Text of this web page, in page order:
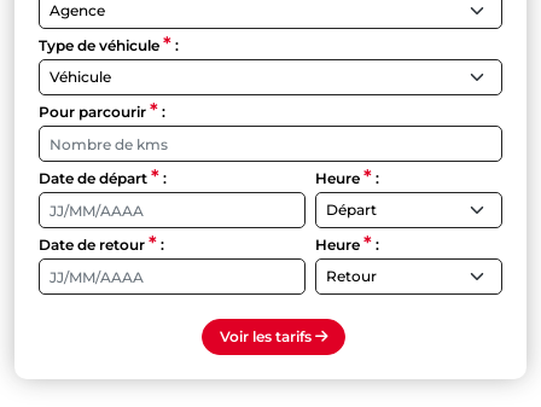
Type de véhicule * :
Pour parcourir * :
Date de départ * : Heure *:
Date de retour * : Heure *:
Voir les tarifs